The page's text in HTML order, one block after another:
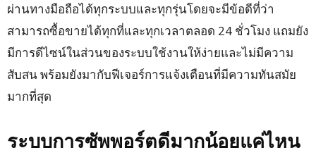
ผ่านทางมือถือได้ทุกระบบและทุกรุ่นโดยจะมีข้อดีที่ว่า
สามารถซื้อขายได้ทุกที่และทุกเวลาตลอด 24 ชั่วโมง แถมยัง
มีการดีไซน์ในส่วนของระบบใช้งานให้ง่ายและไม่มีความ
สับสน พร้อมยังมากับฟีเจอร์การแจ้งเตือนที่มีความทันสมัย
มากที่สุด
ระบบการซัพพอร์ตดีมากน้อยแค่ไหน